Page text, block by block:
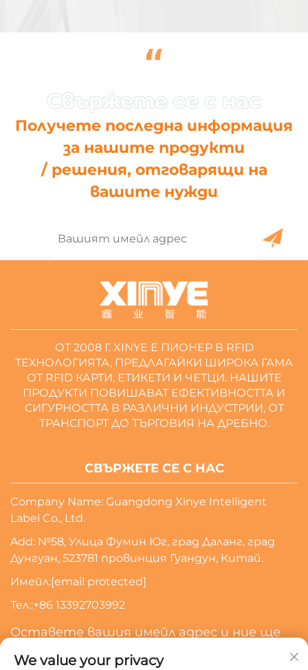
“
Получете последна информация
за нашите продукти
/ решения, отговарящи на
вашите нужди
ОТ 2008 Г. XINYE Е ПИОНЕР В RFID
ТЕХНОЛОГИЯТА, ПРЕДЛАГАЙКИ ШИРОКА ГАМА
ОТ RFID КАРТИ, ЕТИКЕТИ И ЧЕТЦИ. НАШИТЕ
ПРОДУКТИ ПОВИШАВАТ ЕФЕКТИВНОСТТА И
СИГУРНОСТТА В РАЗЛИЧНИ ИНДУСТРИИ, ОТ
ТРАНСПОРТ ДО ТЪРГОВИЯ НА ДРЕБНО.
СВЪРЖЕТЕ СЕ С НАС
Company Name: Guangdong Xinye Intelligent
Label Co., Ltd.
Add: №58, Улица Фумин Юг, град Даланг, град
Дунгуан, 523781 провинция Гуандун, Китай.
Имейл:[email protected]
Тел.:+86 13392703992
Оставете вашия имейл адрес и ние ще
We value your privacy